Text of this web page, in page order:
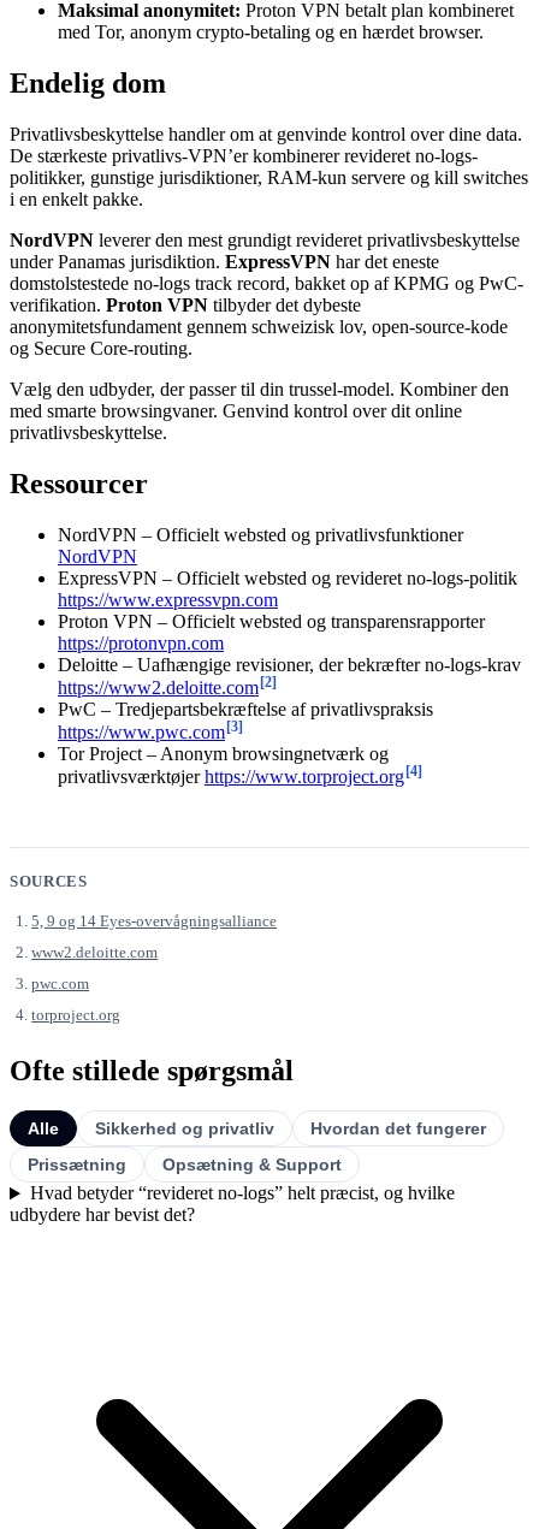
Maksimal anonymitet: Proton VPN betalt plan kombineret
med Tor, anonym crypto-betaling og en hærdet browser.
Endelig dom
Privatlivsbeskyttelse handler om at genvinde kontrol over dine data.
De stærkeste privatlivs-VPN’er kombinerer revideret no-logs-
politikker, gunstige jurisdiktioner, RAM-kun servere og kill switches
i en enkelt pakke.
NordVPN leverer den mest grundigt revideret privatlivsbeskyttelse
under Panamas jurisdiktion. ExpressVPN har det eneste
domstolstestede no-logs track record, bakket op af KPMG og PwC-
verifikation. Proton VPN tilbyder det dybeste
anonymitetsfundament gennem schweizisk lov, open-source-kode
og Secure Core-routing.
Vælg den udbyder, der passer til din trussel-model. Kombiner den
med smarte browsingvaner. Genvind kontrol over dit online
privatlivsbeskyttelse.
Ressourcer
NordVPN – Officielt websted og privatlivsfunktioner
NordVPN
ExpressVPN – Officielt websted og revideret no-logs-politik
https://www.expressvpn.com
Proton VPN – Officielt websted og transparensrapporter
https://protonvpn.com
Deloitte – Uafhængige revisioner, der bekræfter no-logs-krav
https://www2.deloitte.com [2]
PwC – Tredjepartsbekræftelse af privatlivspraksis
https://www.pwc.com [3]
Tor Project – Anonym browsingnetværk og
privatlivsværktøjerhttps://www.torproject.org [4]
SOURCES
5, 9 og 14 Eyes-overvågningsalliance
www2.deloitte.com
pwc.com
torproject.org
Ofte stillede spørgsmål
Alle Sikkerhed og privatliv
Hvordan det fungerer
Prissætning
Opsætning & Support
Hvad betyder “revideret no-logs” helt præcist, og hvilke
udbydere har bevist det?